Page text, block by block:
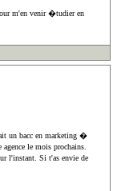
m'en venir �tudier en
un bacc en marketing �
le mois prochains.
l'instant. Si t'as envie de